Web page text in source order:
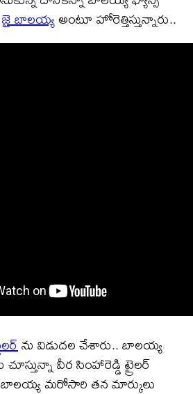
జై బాలయ్యఅంటూ హోరెత్తిస్తున్నారు..
ను విడుదల చేశారు.. బాలయ్య
వీర సింహారెడ్డి ట్రైలర్
బాలయ్య మరోసారి తన మార్కులు